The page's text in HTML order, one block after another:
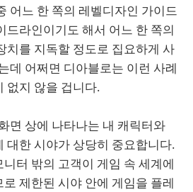
어느 한 쪽의 레벨디자인 가이드
드라인이기도 해서 어느 한 쪽의
치를 지독할 정도로 집요하게 사
데 어쩌면 디아블로는 이런 사례
없지 않을 겁니다.
면 상에 나타나는 내 캐릭터와
대한 시야가 상당히 중요합니다.
터 밖의 고객이 게임 속 세계에
제한된 시야 안에 게임을 플레